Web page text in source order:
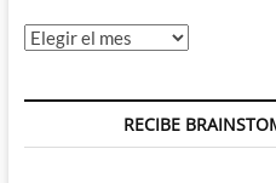
Archivos
RECIBE